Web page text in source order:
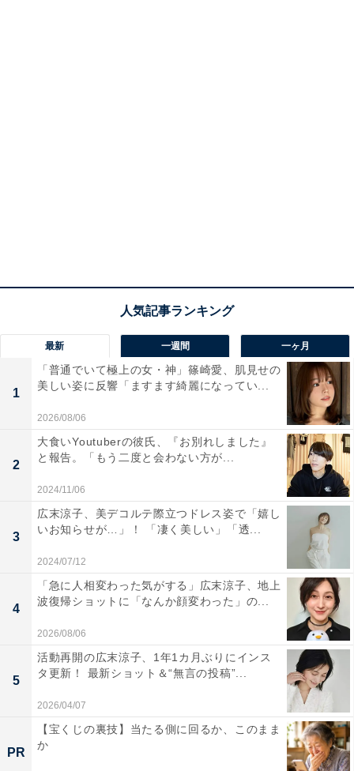
最新 一週間 一ヶ月
1
「普通でいて極上の女・神」篠崎愛、肌見せの
美しい姿に反響「ますます綺麗になってい...
2026/08/06
2
大食いYoutuberの彼氏、『お別れしました』
と報告。「もう二度と会わない方が...
2024/11/06
3
広末涼子、美デコルテ際立つドレス姿で「嬉し
いお知らせが…」！ 「凄く美しい」「透...
2024/07/12
4
「急に人相変わった気がする」広末涼子、地上
波復帰ショットに「なんか顔変わった」の...
2026/08/06
5
活動再開の広末涼子、1年1カ月ぶりにインス
タ更新！ 最新ショット＆“無言の投稿”...
2026/04/07
PR
【宝くじの裏技】当たる側に回るか、このまま
か